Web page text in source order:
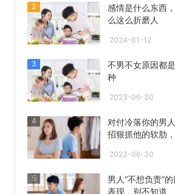
2
感情是什么东西
么这么折磨人
2024-01-12
3
不男不女原因都
种
2023-06-30
4
对付冷落你的男
招狠抓他的软肋
2023-06-30
5
男人“不想负责”
表现，别不知道